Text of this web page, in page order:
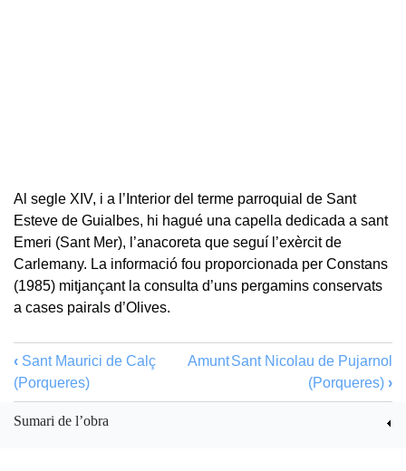
Al segle XIV, i a l’Interior del terme parroquial de Sant
Esteve de Guialbes, hi hagué una capella dedicada a sant
Emeri (Sant Mer), l’anacoreta que seguí l’exèrcit de
Carlemany. La informació fou proporcionada per Constans
(1985) mitjançant la consulta d’uns pergamins conservats
a cases pairals d’Olives.
‹ Sant Maurici de Calç
(Porqueres)
AmuntSant Nicolau de Pujarnol
(Porqueres) ›
Sumari de l’obra